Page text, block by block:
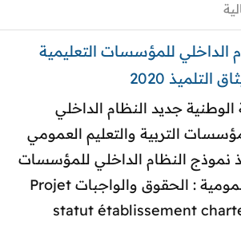
الداخلي للمؤسسات التعليمية
التلميذ 2020
الوطنية جديد النظام الداخلي
التربية والتعليم العمومي
نموذج النظام الداخلي للمؤسسات
التعليمية العمومية : الحقوق والواجبات Projet
statut établissement